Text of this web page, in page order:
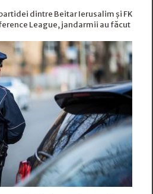
dintre Beitar Ierusalim și FK
League, jandarmii au făcut